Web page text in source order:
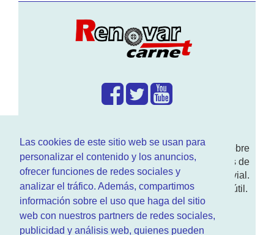
Las cookies de este sitio web se usan para
personalizar el contenido y los anuncios,
ofrecer funciones de redes sociales y
analizar el tráfico. Además, compartimos
información sobre el uso que haga del sitio
web con nuestros partners de redes sociales,
publicidad y análisis web, quienes pueden
Enwww.RenovarCarnet.comTe contamos sobre
larenovación del permisode conducir, noticias de
actualidad motor y sobre todo seguridad vial.
Ademas tenemos todo tipo de información DGT útil.
¿Quienes somos?